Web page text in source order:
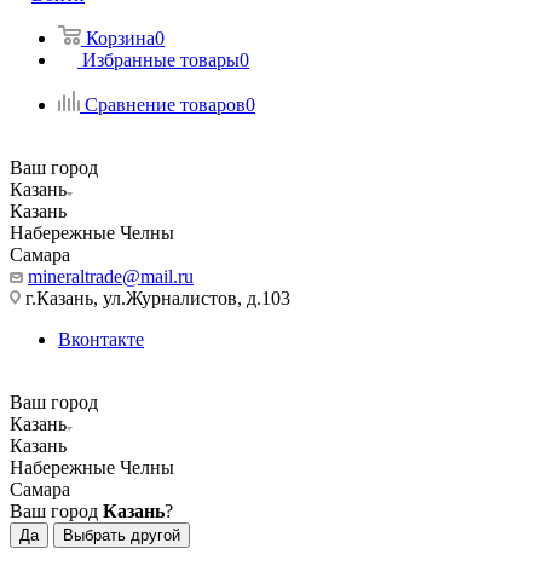
Корзина0
Избранные товары0
Сравнение товаров0
Ваш город
Казань
Казань
Набережные Челны
Самара
mineraltrade@mail.ru
г.Казань, ул.Журналистов, д.103
Вконтакте
Ваш город
Казань
Казань
Набережные Челны
Самара
Ваш город Казань?
Да Выбрать другой